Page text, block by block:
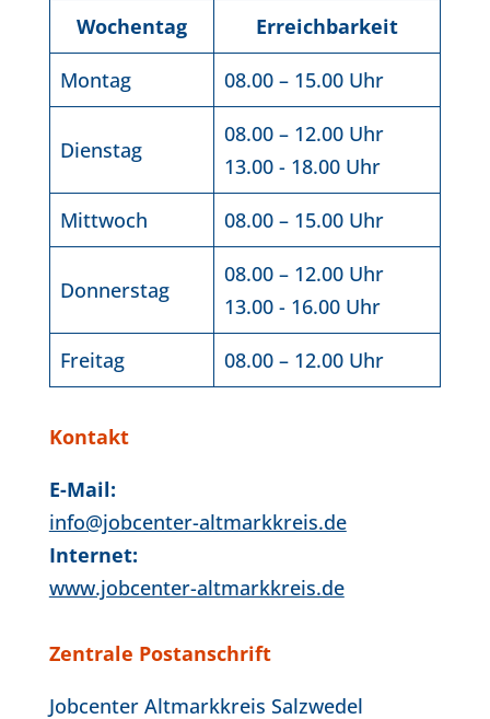
Wochentag Erreichbarkeit
Montag 08.00 – 15.00 Uhr
Dienstag
08.00 – 12.00 Uhr
13.00 - 18.00 Uhr
Mittwoch 08.00 – 15.00 Uhr
Donnerstag
08.00 – 12.00 Uhr
13.00 - 16.00 Uhr
Freitag 08.00 – 12.00 Uhr
Kontakt
E-Mail:
info@jobcenter-altmarkkreis.de
Internet:
www.jobcenter-altmarkkreis.de
Zentrale Postanschrift
Jobcenter Altmarkkreis Salzwedel